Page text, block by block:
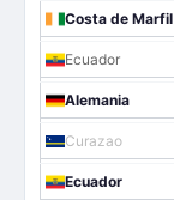
Costa de Marfil
Ecuador
Alemania
Curazao
Ecuador